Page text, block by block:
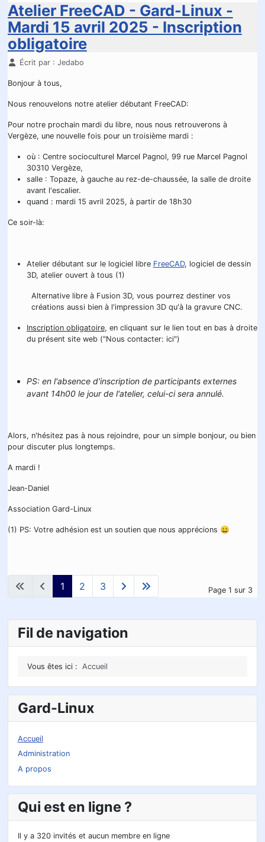
Atelier FreeCAD - Gard-Linux -
Mardi 15 avril 2025 - Inscription
obligatoire
DétailsÉcrit par : Jedabo
Bonjour à tous,
Nous renouvelons notre atelier débutant FreeCAD:
Pour notre prochain mardi du libre, nous nous retrouverons à
Vergèze, une nouvelle fois pour un troisième mardi :
où : Centre socioculturel Marcel Pagnol, 99 rue Marcel Pagnol
30310 Vergèze,
salle : Topaze, à gauche au rez-de-chaussée, la salle de droite
avant l'escalier.
quand : mardi 15 avril 2025, à partir de 18h30
Ce soir-là:
Atelier débutant sur le logiciel libre FreeCAD, logiciel de dessin
3D, atelier ouvert à tous (1)
Alternative libre à Fusion 3D, vous pourrez destiner vos
créations aussi bien à l'impression 3D qu'à la gravure CNC.
Inscription obligatoire, en cliquant sur le lien tout en bas à droite
du présent site web ("Nous contacter: ici")
PS: en l'absence d'inscription de participants externes
avant 14h00 le jour de l'atelier, celui-ci sera annulé.
Alors, n'hésitez pas à nous rejoindre, pour un simple bonjour, ou bien
pour discuter plus longtemps.
A mardi !
Jean-Daniel
Association Gard-Linux
(1) PS: Votre adhésion est un soutien que nous apprécions 😀
Page 1 sur 3
1 2 3
Fil de navigation
Vous êtes ici : Accueil
Gard-Linux
Accueil
Administration
A propos
Qui est en ligne ?
Il y a 320 invités et aucun membre en ligne